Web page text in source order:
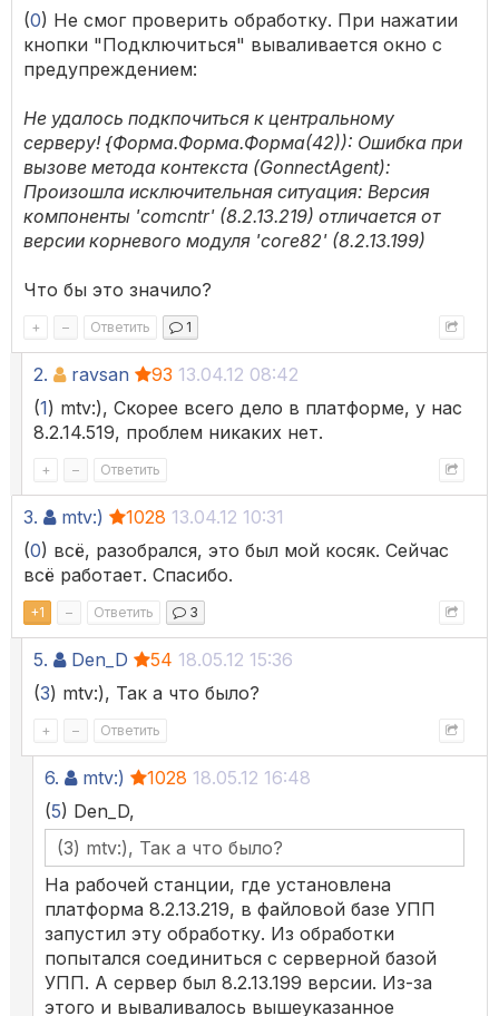
(0) Не смог проверить обработку. При нажатии
кнопки "Подключиться" вываливается окно с
предупреждением:
Не удалось подкпочиться к центральному
серверу! {Форма.Форма.Форма(42)): Ошибка при
вызове метода контекста (GonnectAgent):
Произошла исключительная ситуация: Версия
компоненты 'comcntr' (8.2.13.219) отличается от
версии корневого модуля 'соге82' (8.2.13.199)
Что бы это значило?
+ – Ответить 1
2. ravsan 93 13.04.12 08:42
(1) mtv:), Скорее всего дело в платформе, у нас
8.2.14.519, проблем никаких нет.
+ – Ответить
3. mtv:) 1028 13.04.12 10:31
(0) всё, разобрался, это был мой косяк. Сейчас
всё работает. Спасибо.
+1 – Ответить 3
5. Den_D 54 18.05.12 15:36
(3) mtv:), Так а что было?
+ – Ответить
6. mtv:) 1028 18.05.12 16:48
(5) Den_D,
(3) mtv:), Так а что было?
На рабочей станции, где установлена
платформа 8.2.13.219, в файловой базе УПП
запустил эту обработку. Из обработки
попытался соединиться с серверной базой
УПП. А сервер был 8.2.13.199 версии. Из-за
этого и вываливалось вышеуказанное